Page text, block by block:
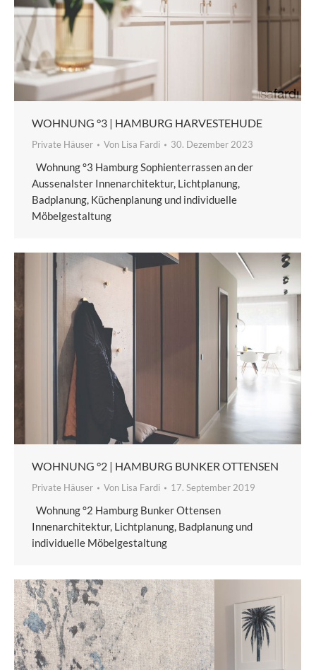
WOHNUNG °3 | HAMBURG HARVESTEHUDE
Private Häuser Von Lisa Fardi 30. Dezember 2023
Wohnung °3 Hamburg Sophienterrassen an der
Aussenalster Innenarchitektur, Lichtplanung,
Badplanung, Küchenplanung und individuelle
Möbelgestaltung
WOHNUNG °2 | HAMBURG BUNKER OTTENSEN
Private Häuser Von Lisa Fardi 17. September 2019
Wohnung °2 Hamburg Bunker Ottensen
Innenarchitektur, Lichtplanung, Badplanung und
individuelle Möbelgestaltung